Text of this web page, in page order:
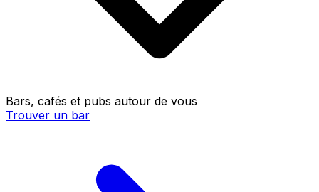
Bars, cafés et pubs autour de vous
Trouver un bar